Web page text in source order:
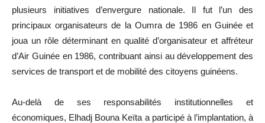
plusieurs initiatives d’envergure nationale. Il fut l’un des
principaux organisateurs de la Oumra de 1986 en Guinée et
joua un rôle déterminant en qualité d’organisateur et affréteur
d’Air Guinée en 1986, contribuant ainsi au développement des
services de transport et de mobilité des citoyens guinéens.
Au-delà de ses responsabilités institutionnelles et
économiques, Elhadj Bouna Keïta a participé à l’implantation, à